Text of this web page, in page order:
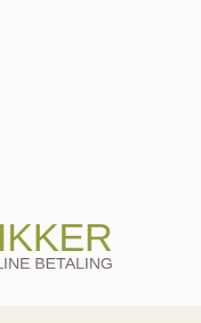
BETALING